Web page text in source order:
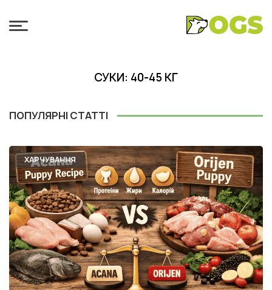
СУКИ: 40-45 КГ
ПОПУЛЯРНІ СТАТТІ
ХАРЧУВАННЯ